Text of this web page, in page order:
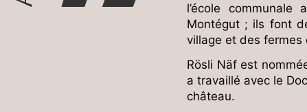
l’école
Montégut ; ils font
village et des fermes
Rösli Näf est
a travaillé avec le
château.